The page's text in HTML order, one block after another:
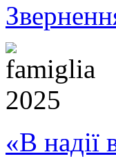
«В надії